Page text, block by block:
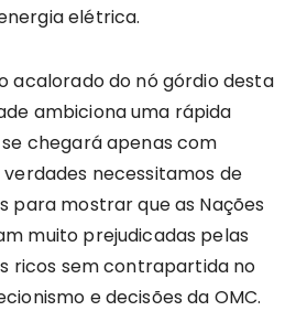
elétrica.
acalorado do nó górdio desta
ambiciona uma rápida
chegará apenas com
verdades necessitamos de
para mostrar que as Nações
muito prejudicadas pelas
ricos sem contrapartida no
e decisões da OMC.